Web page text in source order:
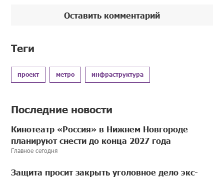
Оставить комментарий
Теги
проект метро инфраструктура
Последние новости
Кинотеатр «Россия» в Нижнем Новгороде
планируют снести до конца 2027 года
Главное сегодня
Защита просит закрыть уголовное дело экс-